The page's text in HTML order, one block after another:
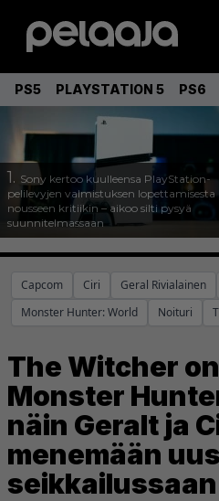
PS5 PLAYSTATION 5 PS6
1. Sony kertoo kuulleensa PlayStation-
pelilevyjen valmistuksen lopettamisesta
nousseen kritiikin – aikoo silti pysyä
suunnitelmassaan
Capcom Ciri Geral Rivialainen
Monster Hunter: World
Noituri
The Witcher
Monster
näin Geralt ja
menemään
seikkailussaan